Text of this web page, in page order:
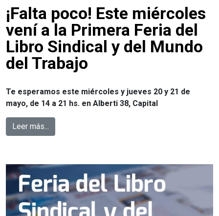
¡Falta poco! Este miércoles
vení a la Primera Feria del
Libro Sindical y del Mundo
del Trabajo
Te esperamos este miércoles y jueves 20 y 21 de
mayo, de 14 a 21 hs. en Alberti 38, Capital
Leer más...